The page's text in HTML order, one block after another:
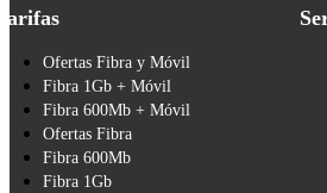
Ofertas Fibra y Móvil
Fibra 1Gb + Móvil
Fibra 600Mb + Móvil
Ofertas Fibra
Fibra 600Mb
Fibra 1Gb